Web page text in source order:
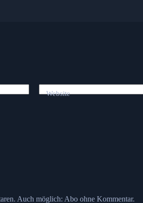
Website
Auch möglich: Abo ohne Kommentar.